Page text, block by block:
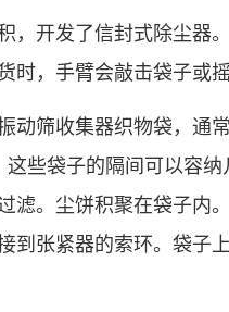
开发了信封式除尘器
时，手臂会敲击袋子或
筛收集器织物袋，通
这些袋子的隔间可以容
滤。尘饼积聚在袋子内
到张紧器的索环。袋子